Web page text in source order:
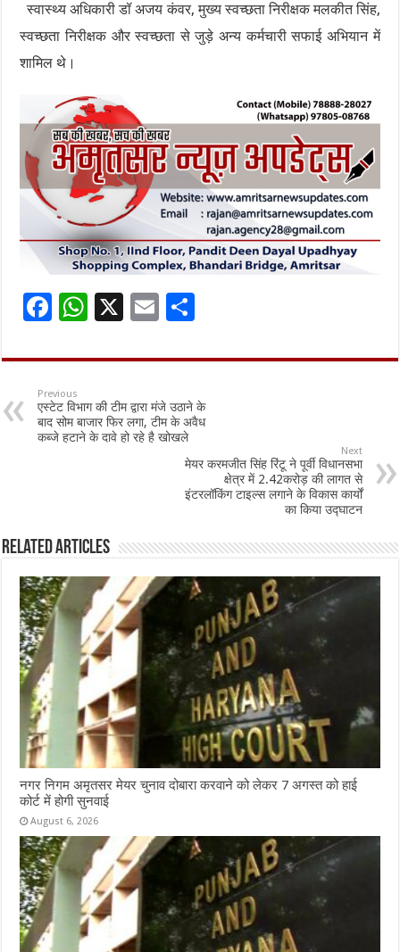
स्वास्थ्य अधिकारी डॉ अजय कंवर, मुख्य स्वच्छता निरीक्षक मलकीत सिंह,
स्वच्छता निरीक्षक और स्वच्छता से जुड़े अन्य कर्मचारी सफाई अभियान में
शामिल थे।
F
e
b
o
o
W
at
sA
p
p
X
E
ai
l
ar
e
Previous
एस्टेट विभाग की टीम द्वारा मंजे उठाने के
बाद सोम बाजार फिर लगा, टीम के अवैध
कब्जे हटाने के दावे हो रहे है खोखले
Next
मेयर करमजीत सिंह रिंटू ने पूर्वी विधानसभा
क्षेत्र में 2.42करोड़ की लागत से
इंटरलॉकिंग टाइल्स लगाने के विकास कार्यों
का किया उद्घाटन
Related Articles
नगर निगम अमृतसर मेयर चुनाव दोबारा करवाने को लेकर 7 अगस्त को हाई
कोर्ट में होगी सुनवाई
August 6, 2026